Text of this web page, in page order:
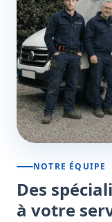
NOTRE ÉQUIPE
Des
à votre